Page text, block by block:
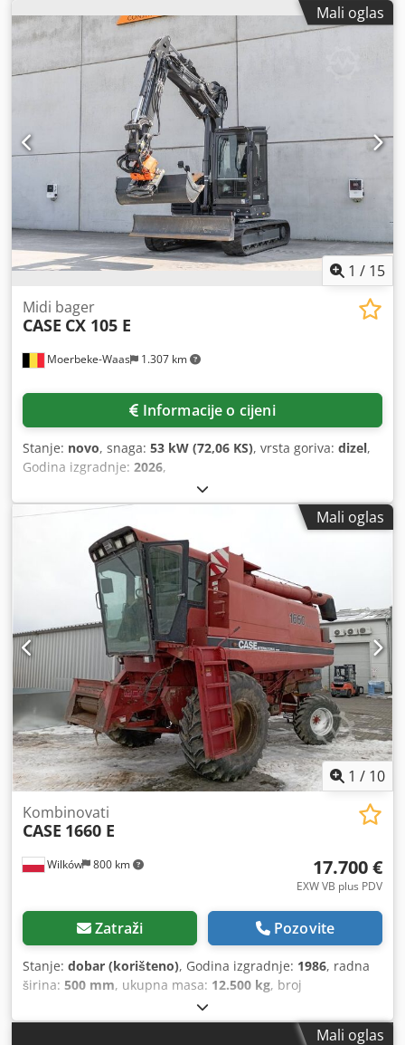
Mali oglas
1 / 15
Moerbeke-Waas 1.307 km
Midi bager
CASE CX 105 E
Informacije o cijeni
Stanje: novo, snaga: 53 kW (72,06 KS), vrsta goriva: dizel,
Godina izgradnje: 2026,
Mali oglas
1 / 10
Wilków 800 km
Kombinovati
CASE 1660 E
17.700 €
EXW VB plus PDV
Zatraži Pozovite
Stanje: dobar (korišteno), Godina izgradnje: 1986, radna
širina: 500 mm, ukupna masa: 12.500 kg, broj
Mali oglas